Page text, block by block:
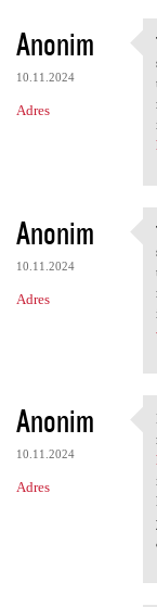
Anonim
10.11.2024
Adres
Anonim
10.11.2024
Adres
Anonim
10.11.2024
Adres
I